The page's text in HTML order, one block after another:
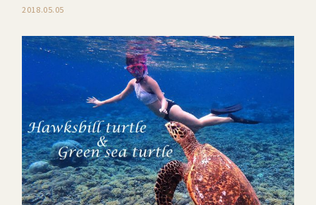
2018.05.05